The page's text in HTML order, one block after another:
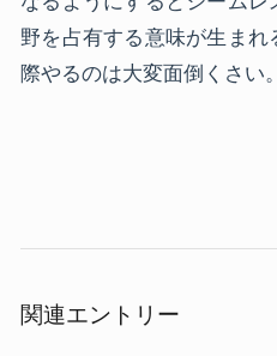
野を占有する意味が生ま
際やるのは大変面倒くさい。
関連エントリー